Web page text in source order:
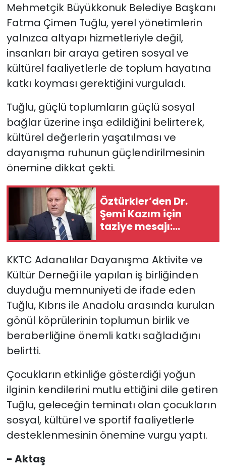
Mehmetçik Büyükkonuk Belediye Başkanı
Fatma Çimen Tuğlu, yerel yönetimlerin
yalnızca altyapı hizmetleriyle değil,
insanları bir araya getiren sosyal ve
kültürel faaliyetlerle de toplum hayatına
katkı koyması gerektiğini vurguladı.
Tuğlu, güçlü toplumların güçlü sosyal
bağlar üzerine inşa edildiğini belirterek,
kültürel değerlerin yaşatılması ve
dayanışma ruhunun güçlendirilmesinin
önemine dikkat çekti.
Öztürkler’den Dr.
Şemi Kazım için
taziye mesajı:
“Ömrünü halka
değerli insandı”
KKTC Adanalılar Dayanışma Aktivite ve
Kültür Derneği ile yapılan iş birliğinden
duyduğu memnuniyeti de ifade eden
Tuğlu, Kıbrıs ile Anadolu arasında kurulan
gönül köprülerinin toplumun birlik ve
beraberliğine önemli katkı sağladığını
belirtti.
Çocukların etkinliğe gösterdiği yoğun
ilginin kendilerini mutlu ettiğini dile getiren
Tuğlu, geleceğin teminatı olan çocukların
sosyal, kültürel ve sportif faaliyetlerle
desteklenmesinin önemine vurgu yaptı.
- Aktaş